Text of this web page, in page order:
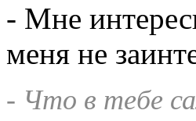
- Мне
меня не
- Что в тебе